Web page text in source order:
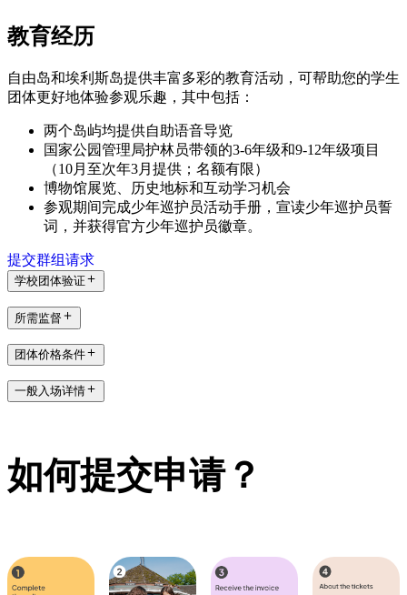
教育经历
自由岛和埃利斯岛提供丰富多彩的教育活动，可帮助您的学生
团体更好地体验参观乐趣，其中包括：
两个岛屿均提供自助语音导览
国家公园管理局护林员带领的3-6年级和9-12年级项目
（10月至次年3月提供；名额有限）
博物馆展览、历史地标和互动学习机会
参观期间完成少年巡护员活动手册，宣读少年巡护员誓
词，并获得官方少年巡护员徽章。
提交群组请求
学校团体验证
所需监督
团体价格条件
一般入场详情
如何提交申请？